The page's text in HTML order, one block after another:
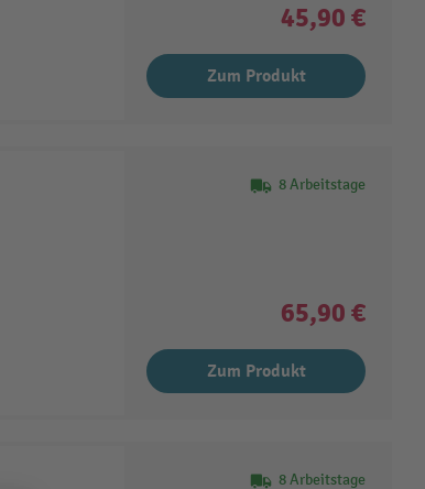
45,90 €
Zum Produkt
8 Arbeitstage
65,90 €
Zum Produkt
8 Arbeitstage